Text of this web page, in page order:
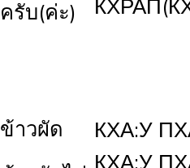
ครับ(ค่ะ)
ข้าวผัด
КХА:У
КХА:У